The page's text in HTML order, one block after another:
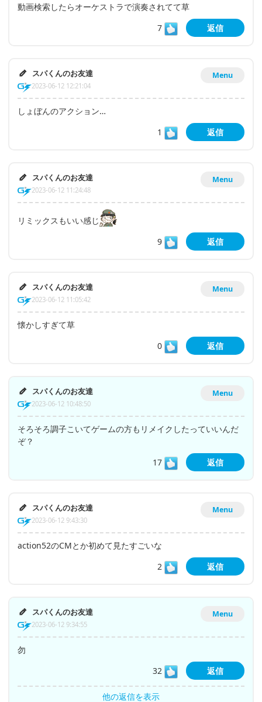
動画検索したらオーケストラで演奏されてて草
7
返信
Menu
スパくんのお友達
2023-06-12 12:21:04
しょぼんのアクション…
1
返信
Menu
スパくんのお友達
2023-06-12 11:24:48
リミックスもいい感じ
9
返信
Menu
スパくんのお友達
2023-06-12 11:05:42
懐かしすぎて草
0
返信
Menu
スパくんのお友達
2023-06-12 10:48:50
そろそろ調子こいてゲームの方もリメイクしたっていいんだ
ぞ？
17
返信
Menu
スパくんのお友達
2023-06-12 9:43:30
action52のCMとか初めて見たすごいな
2
返信
Menu
スパくんのお友達
2023-06-12 9:34:55
勿
32
返信
他の返信を表示